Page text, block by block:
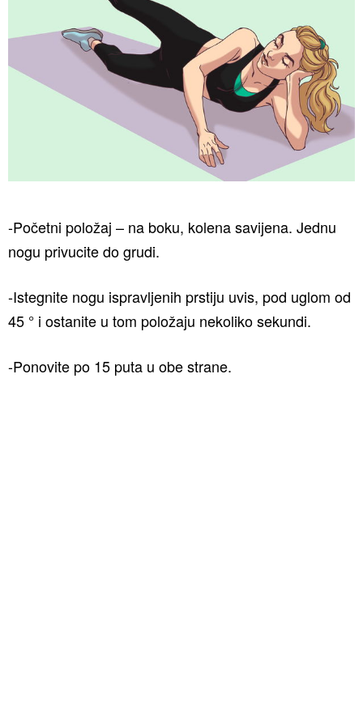
-Početni položaj – na boku, kolena savijena. Jednu
nogu privucite do grudi.
-Istegnite nogu ispravljenih prstiju uvis, pod uglom od
45 ° i ostanite u tom položaju nekoliko sekundi.
-Ponovite po 15 puta u obe strane.